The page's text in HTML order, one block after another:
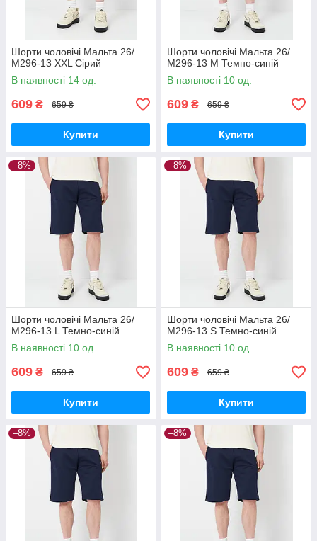
Шорти чоловічі Мальта 26/
М296-13 XXL Сірий
В наявності 14 од.
609 ₴ 659 ₴
Купити
Шорти чоловічі Мальта 26/
М296-13 М Темно-синій
В наявності 10 од.
609 ₴ 659 ₴
Купити
–8%
Шорти чоловічі Мальта 26/
М296-13 L Темно-синій
В наявності 10 од.
609 ₴ 659 ₴
Купити
–8%
Шорти чоловічі Мальта 26/
М296-13 S Темно-синій
В наявності 10 од.
609 ₴ 659 ₴
Купити
–8% –8%